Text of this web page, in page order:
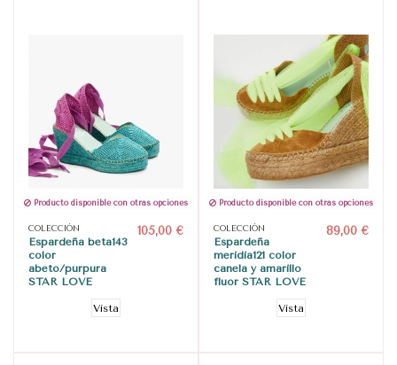
Producto disponible con otras opciones
COLECCIÓN
Espardeña beta143
color
abeto/púrpura
STAR LOVE
105,00 €
Vista
Producto disponible con otras opciones
COLECCIÓN
Espardeña
meridia121 color
canela y amarillo
flúor STAR LOVE
89,00 €
Vista